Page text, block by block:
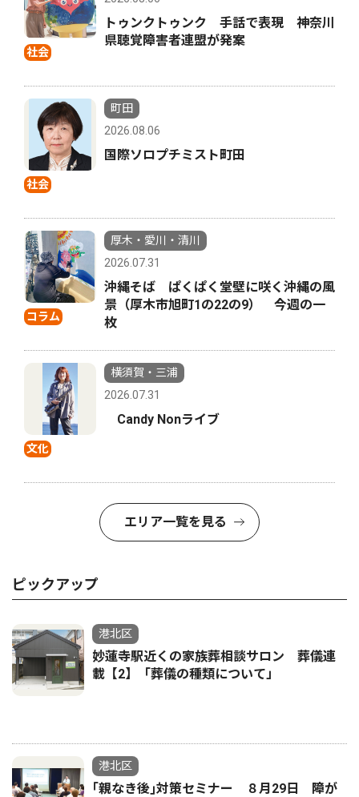
社会
トゥンクトゥンク 手話で表現 神奈川
県聴覚障害者連盟が発案
社会
町田
2026.08.06
国際ソロプチミスト町田
コラム
厚木・愛川・清川
2026.07.31
沖縄そば ぱくぱく堂壁に咲く沖縄の風
景（厚木市旭町1の22の9） 今週の一
枚
文化
横須賀・三浦
2026.07.31
Candy Nonライブ
エリア一覧を見る
ピックアップ
港北区
妙蓮寺駅近くの家族葬相談サロン 葬儀連
載【2】「葬儀の種類について」
港北区
｢親なき後｣対策セミナー ８月29日 障が